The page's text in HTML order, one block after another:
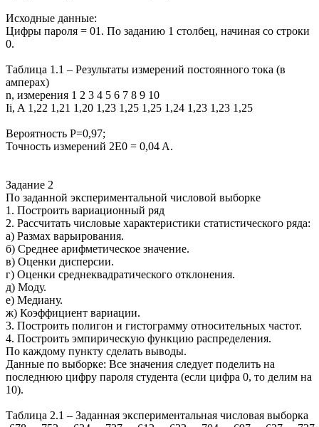
Исходные данные:
Цифры пароля = 01. По заданию 1 столбец, начиная со строки
0.
Таблица 1.1 – Результаты измерений постоянного тока (в
амперах)
n, измерения 1 2 3 4 5 6 7 8 9 10
Ii, A 1,22 1,21 1,20 1,23 1,25 1,25 1,24 1,23 1,23 1,25
Вероятность P=0,97;
Точность измерений 2E0 = 0,04 A.
Задание 2
По заданной экспериментальной числовой выборке
1. Построить вариационный ряд
2. Рассчитать числовые характеристики статистического ряда:
а) Размах варьирования.
б) Среднее арифметическое значение.
в) Оценки дисперсии.
г) Оценки среднеквадратического отклонения.
д) Моду.
е) Медиану.
ж) Коэффициент вариации.
3. Построить полигон и гистограмму относительных частот.
4. Построить эмпирическую функцию распределения.
По каждому пункту сделать выводы.
Данные по выборке: Все значения следует поделить на
последнюю цифру пароля студента (если цифра 0, то делим на
10).
Таблица 2.1 – Заданная экспериментальная числовая выборка